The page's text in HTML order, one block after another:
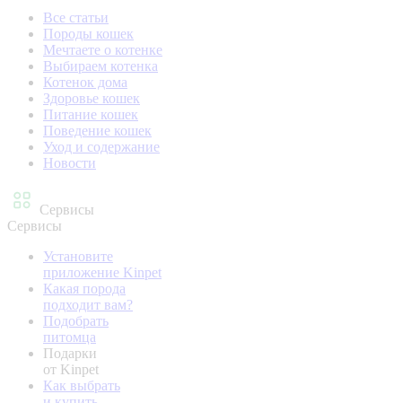
Все статьи
Породы кошек
Мечтаете о котенке
Выбираем котенка
Котенок дома
Здоровье кошек
Питание кошек
Поведение кошек
Уход и содержание
Новости
Сервисы
Сервисы
Установите
приложение Kinpet
Какая порода
подходит вам?
Подобрать
питомца
Подарки
от Kinpet
Как выбрать